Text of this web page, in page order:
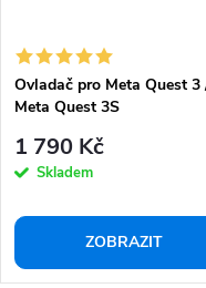
Ovladač pro Meta Quest 3
Meta Quest 3S
1 790 Kč
Skladem
ZOBRAZIT